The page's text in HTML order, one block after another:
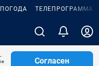
ПОГОДА ТЕЛЕПРОГРАММА
Согласен